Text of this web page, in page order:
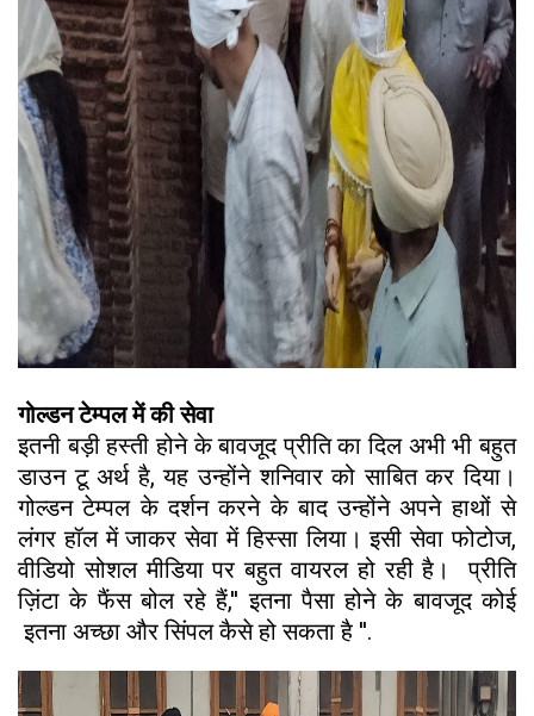
गोल्डन टेम्पल में की सेवा
इतनी बड़ी हस्ती होने के बावजूद प्रीति का दिल अभी भी बहुत
डाउन टू अर्थ है, यह उन्होंने शनिवार को साबित कर दिया।
गोल्डन टेम्पल के दर्शन करने के बाद उन्होंने अपने हाथों से
लंगर हॉल में जाकर सेवा में हिस्सा लिया। इसी सेवा फोटोज,
वीडियो सोशल मीडिया पर बहुत वायरल हो रही है। प्रीति
ज़िंटा के फैंस बोल रहे हैं,'' इतना पैसा होने के बावजूद कोई
इतना अच्छा और सिंपल कैसे हो सकता है ''.